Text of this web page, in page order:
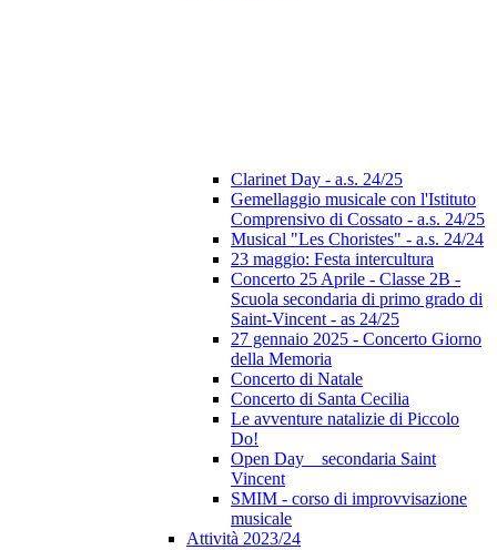
Clarinet Day - a.s. 24/25
Gemellaggio musicale con l'Istituto
Comprensivo di Cossato - a.s. 24/25
Musical "Les Choristes" - a.s. 24/24
23 maggio: Festa intercultura
Concerto 25 Aprile - Classe 2B -
Scuola secondaria di primo grado di
Saint-Vincent - as 24/25
27 gennaio 2025 - Concerto Giorno
della Memoria
Concerto di Natale
Concerto di Santa Cecilia
Le avventure natalizie di Piccolo
Do!
Open Day _ secondaria Saint
Vincent
SMIM - corso di improvvisazione
musicale
Attività 2023/24